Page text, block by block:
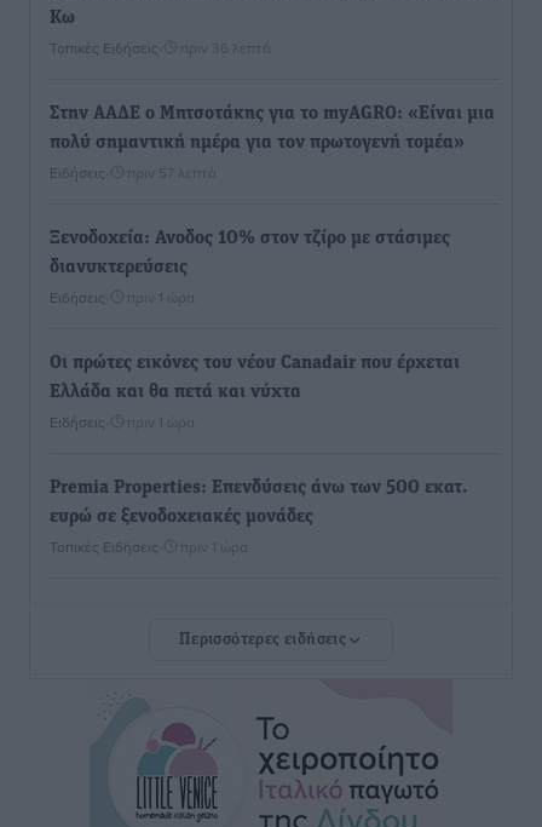
Κω
Τοπικές Ειδήσεις πριν 36 λεπτά
Στην ΑΑΔΕ ο Μητσοτάκης για το myAGRO: «Είναι μια
πολύ σημαντική ημέρα για τον πρωτογενή τομέα»
Ειδήσεις πριν 57 λεπτά
Ξενοδοχεία: Ανοδος 10% στον τζίρο με στάσιμες
διανυκτερεύσεις
Ειδήσεις πριν 1 ώρα
Οι πρώτες εικόνες του νέου Canadair που έρχεται
Ελλάδα και θα πετά και νύχτα
Ειδήσεις πριν 1 ώρα
Premia Properties: Επενδύσεις άνω των 500 εκατ.
ευρώ σε ξενοδοχειακές μονάδες
Τοπικές Ειδήσεις πριν 1 ώρα
διακόψουν το κάπνισμα
Έκτακτο επίδομα παιδιού: Έως 10 Αυγούστου η
προθεσμία για ΑΦΜ – Ποιοι πάνε ταμείο
πριν 1 ώρα
Περισσότερες ειδήσεις